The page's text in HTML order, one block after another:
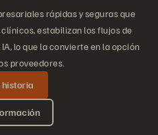
rápidas y seguras que
estabilizan los flujos de
lo que la convierte en la opción
proveedores.
historia